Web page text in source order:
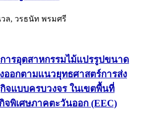
ล, วรธนัท พรมศรี
ารอุตสาหกรรมไม้แปรรูปขนาด
ออกตามแนวยุทธศาสตร์การส่ง
กิจแบบครบวงจร ในเขตพื้นที่
กิจพิเศษภาคตะวันออก (EEC)